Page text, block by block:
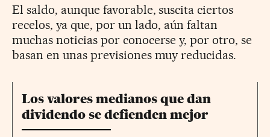
El saldo, aunque favorable, suscita ciertos
recelos, ya que, por un lado, aún faltan
muchas noticias por conocerse y, por otro, se
basan en unas previsiones muy reducidas.
Los valores medianos que dan
dividendo se defienden mejor